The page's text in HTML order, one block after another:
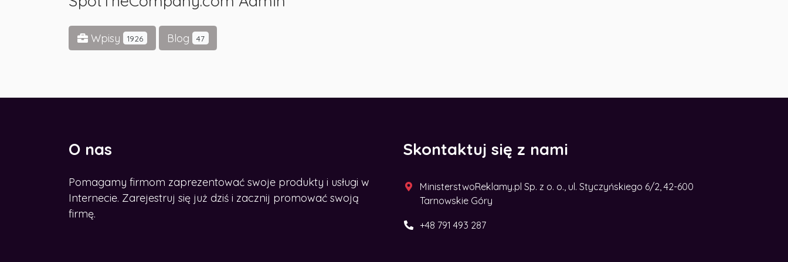
Wpisy 1926 Blog 47
O nas
Pomagamy firmom zaprezentować swoje produkty i usługi w
Internecie. Zarejestruj się już dziś i zacznij promować swoją
firmę.
Skontaktuj się z nami
MinisterstwoReklamy.pl Sp. z o. o., ul. Styczyńskiego 6/2, 42-600
Tarnowskie Góry
+48 791 493 287
CHCESZ ROZWINĄĆ BIZNES W
SIECI?
Zdobądź nasz e-book